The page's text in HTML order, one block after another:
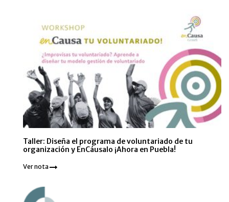
Taller: Diseña el programa de voluntariado de tu
organización y EnCáusalo ¡Ahora en Puebla!
Ver nota